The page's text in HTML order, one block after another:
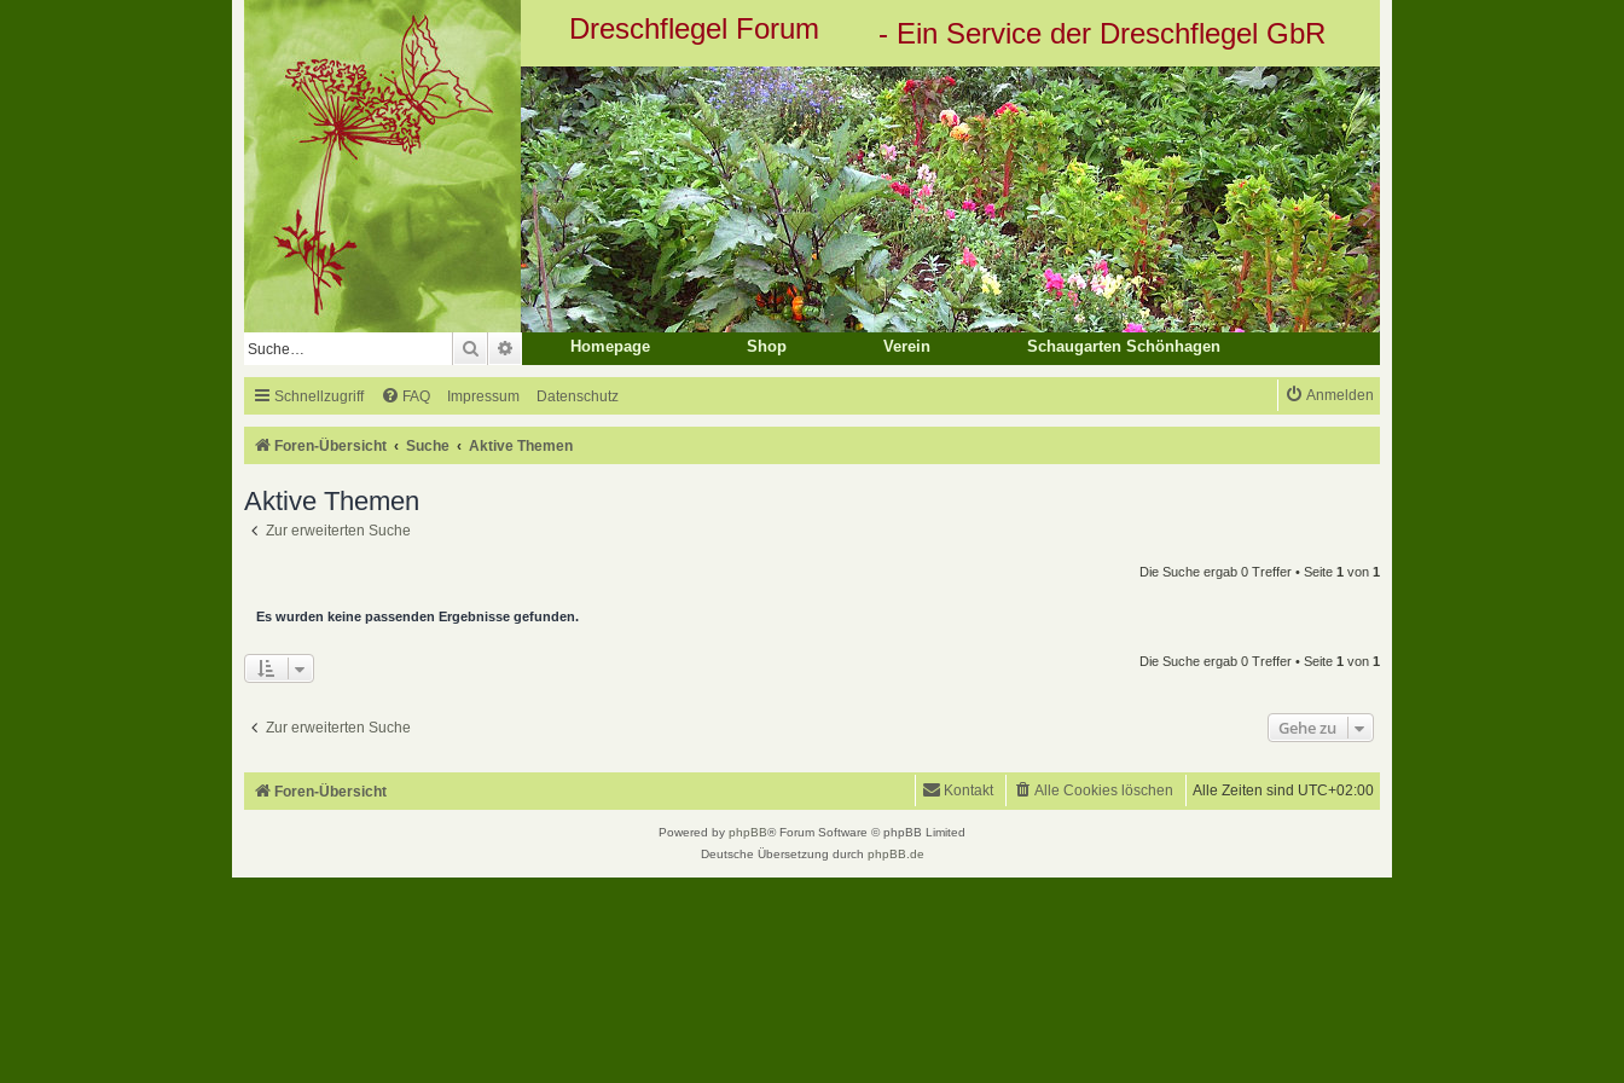
Dreschflegel Forum - Ein Service der Dreschflegel GbR
Suche Erweiterte Suche
Homepage Shop Verein Schaugarten Schönhagen
Schnellzugriff FAQ Impressum Datenschutz Anmelden
Foren-Übersicht Suche Aktive Themen
Aktive Themen
Zur erweiterten Suche
Die Suche ergab 0 Treffer • Seite 1 von 1
Es wurden keine passenden Ergebnisse gefunden.
Die Suche ergab 0 Treffer • Seite 1 von 1
Zur erweiterten Suche Gehe zu
Foren-Übersicht Alle Zeiten sind UTC+02:00
Alle Cookies löschen
Kontakt
Powered by phpBB® Forum Software © phpBB Limited
Deutsche Übersetzung durch phpBB.de